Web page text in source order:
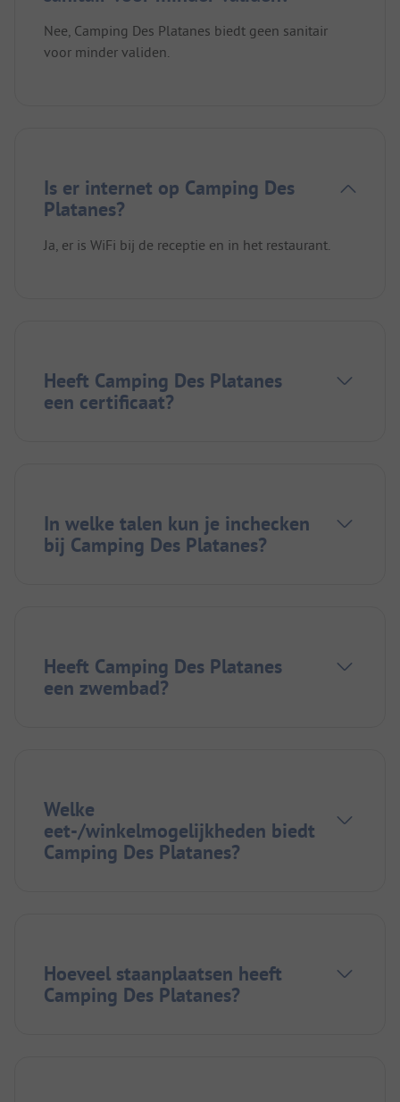
Nee, Camping Des Platanes biedt geen sanitair
voor minder validen.
Is er internet op Camping Des
Platanes?
Ja, er is WiFi bij de receptie en in het restaurant.
Heeft Camping Des Platanes
een certificaat?
In welke talen kun je inchecken
bij Camping Des Platanes?
Heeft Camping Des Platanes
een zwembad?
Welke
eet-/winkelmogelijkheden biedt
Camping Des Platanes?
Hoeveel staanplaatsen heeft
Camping Des Platanes?